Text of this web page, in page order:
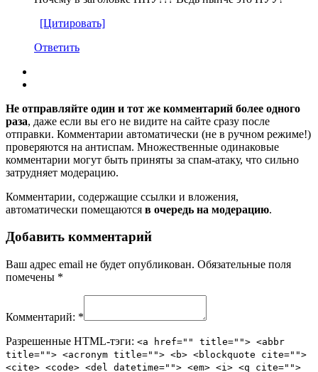
[Цитировать]
Ответить
Не отправляйте один и тот же комментарий более одного
раза, даже если вы его не видите на сайте сразу после
отправки. Комментарии автоматически (не в ручном режиме!)
проверяются на антиспам. Множественные одинаковые
комментарии могут быть приняты за спам-атаку, что сильно
затрудняет модерацию.
Комментарии, содержащие ссылки и вложения,
автоматически помещаются в очередь на модерацию.
Добавить комментарий
Ваш адрес email не будет опубликован. Обязательные поля
помечены *
Комментарий: *
Разрешенные HTML-тэги: <a href="" title=""> <abbr
title=""> <acronym title=""> <b> <blockquote cite="">
<cite> <code> <del datetime=""> <em> <i> <q cite="">